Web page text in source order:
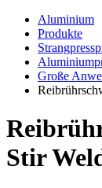
Aluminium
Produkte
Große
Stir